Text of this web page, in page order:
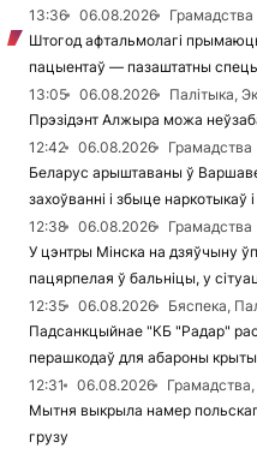
13:36
06.08.2026
Грамадства
Штогод афтальмолагі
пацыентаў — пазаштатны
13:05
06.08.2026
Палітыка,
Прэзідэнт Алжыра можа
12:42
06.08.2026
Грамадства
Беларус арыштаваны ў
захоўванні і збыце наркотыкаў
12:38
06.08.2026
Грамадства
У цэнтры Мінска на дзяўчыну
пацярпелая ў бальніцы, у
12:35
06.08.2026
Бяспека,
Падсанкцыйнае "КБ "Радар"
перашкодаў для абароны
12:31
06.08.2026
Грамадства,
Мытня выкрыла намер
грузу